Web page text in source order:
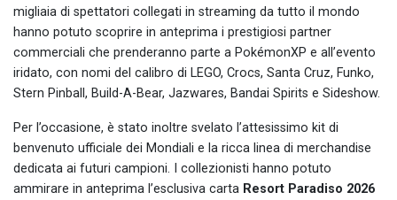
migliaia di spettatori collegati in streaming da tutto il mondo
hanno potuto scoprire in anteprima i prestigiosi partner
commerciali che prenderanno parte a PokémonXP e all’evento
iridato, con nomi del calibro di LEGO, Crocs, Santa Cruz, Funko,
Stern Pinball, Build-A-Bear, Jazwares, Bandai Spirits e Sideshow.
Per l’occasione, è stato inoltre svelato l’attesissimo kit di
benvenuto ufficiale dei Mondiali e la ricca linea di merchandise
dedicata ai futuri campioni. I collezionisti hanno potuto
ammirare in anteprima l’esclusiva carta Resort Paradiso 2026